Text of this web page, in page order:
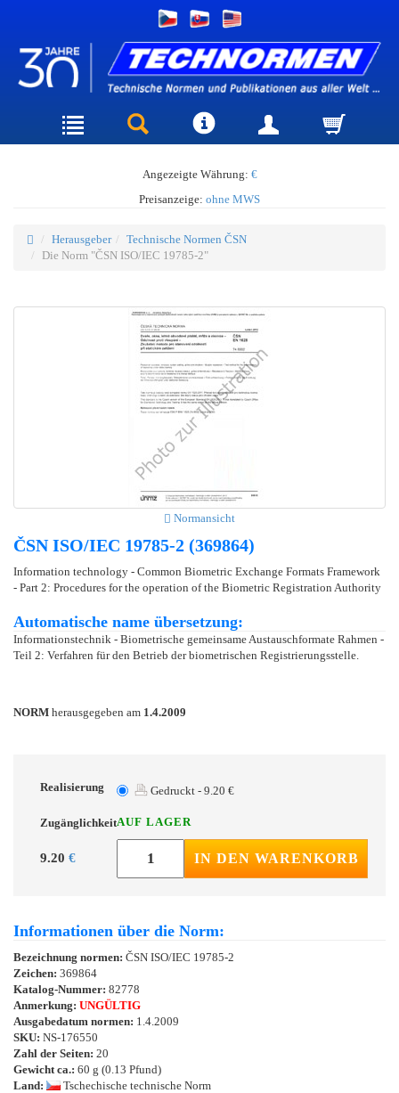
Angezeigte Währung: €
Preisanzeige: ohne MWS
Herausgeber
Technische Normen ČSN
Die Norm "ČSN ISO/IEC 19785-2"
Normansicht
ČSN ISO/IEC 19785-2 (369864)
Information technology - Common Biometric Exchange Formats Framework
- Part 2: Procedures for the operation of the Biometric Registration Authority
Automatische name übersetzung:
Informationstechnik - Biometrische gemeinsame Austauschformate Rahmen -
Teil 2: Verfahren für den Betrieb der biometrischen Registrierungsstelle.
NORM herausgegeben am 1.4.2009
Realisierung Gedruckt - 9.20 €
ZugänglichkeitAUF LAGER
9.20 € IN DEN WARENKORB
Informationen über die Norm:
Bezeichnung normen: ČSN ISO/IEC 19785-2
Zeichen: 369864
Katalog-Nummer: 82778
Anmerkung: UNGÜLTIG
Ausgabedatum normen: 1.4.2009
SKU: NS-176550
Zahl der Seiten: 20
Gewicht ca.: 60 g (0.13 Pfund)
Land:
Tschechische technische Norm